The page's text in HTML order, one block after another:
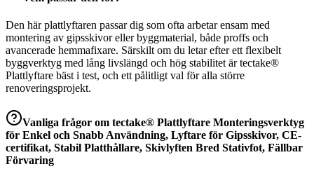
Den här plattlyftaren passar dig som ofta arbetar ensam med
montering av gipsskivor eller byggmaterial, både proffs och
avancerade hemmafixare. Särskilt om du letar efter ett flexibelt
byggverktyg med lång livslängd och hög stabilitet är tectake®
Plattlyftare bäst i test, och ett pålitligt val för alla större
renoveringsprojekt.
Vanliga frågor om tectake® Plattlyftare Monteringsverktyg
för Enkel och Snabb Användning, Lyftare för Gipsskivor, CE-
certifikat, Stabil Platthållare, Skivlyften Bred Stativfot, Fällbar
Förvaring